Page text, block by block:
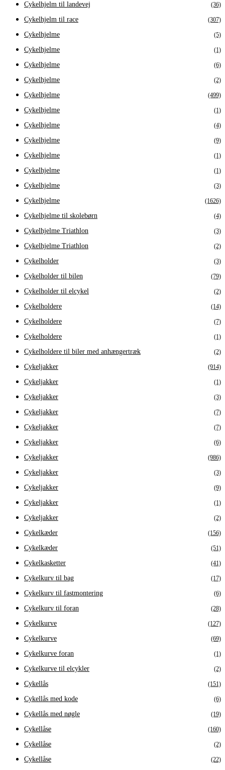
Cykelhjelm til landevej (36)
Cykelhjelm til race (307)
Cykelhjelme (5)
Cykelhjelme (1)
Cykelhjelme (6)
Cykelhjelme (2)
Cykelhjelme (499)
Cykelhjelme (1)
Cykelhjelme (4)
Cykelhjelme (9)
Cykelhjelme (1)
Cykelhjelme (1)
Cykelhjelme (3)
Cykelhjelme (1626)
Cykelhjelme til skolebørn (4)
Cykelhjelme Triathlon (3)
Cykelhjelme Triathlon (2)
Cykelholder (3)
Cykelholder til bilen (79)
Cykelholder til elcykel (2)
Cykelholdere (14)
Cykelholdere (7)
Cykelholdere (1)
Cykelholdere til biler med anhængertræk (2)
Cykeljakker (914)
Cykeljakker (1)
Cykeljakker (3)
Cykeljakker (7)
Cykeljakker (7)
Cykeljakker (6)
Cykeljakker (986)
Cykeljakker (3)
Cykeljakker (9)
Cykeljakker (1)
Cykeljakker (2)
Cykelkæder (156)
Cykelkæder (51)
Cykelkasketter (41)
Cykelkurv til bag (17)
Cykelkurv til fastmontering (6)
Cykelkurv til foran (28)
Cykelkurve (127)
Cykelkurve (69)
Cykelkurve foran (1)
Cykelkurve til elcykler (2)
Cykellås (151)
Cykellås med kode (6)
Cykellås med nøgle (19)
Cykellåse (160)
Cykellåse (2)
Cykellåse (22)